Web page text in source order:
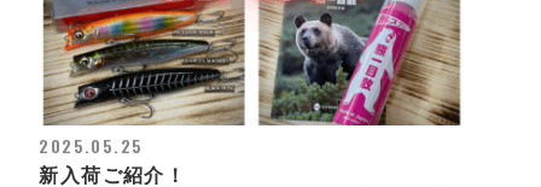
2025.05.25
新入荷ご紹介！